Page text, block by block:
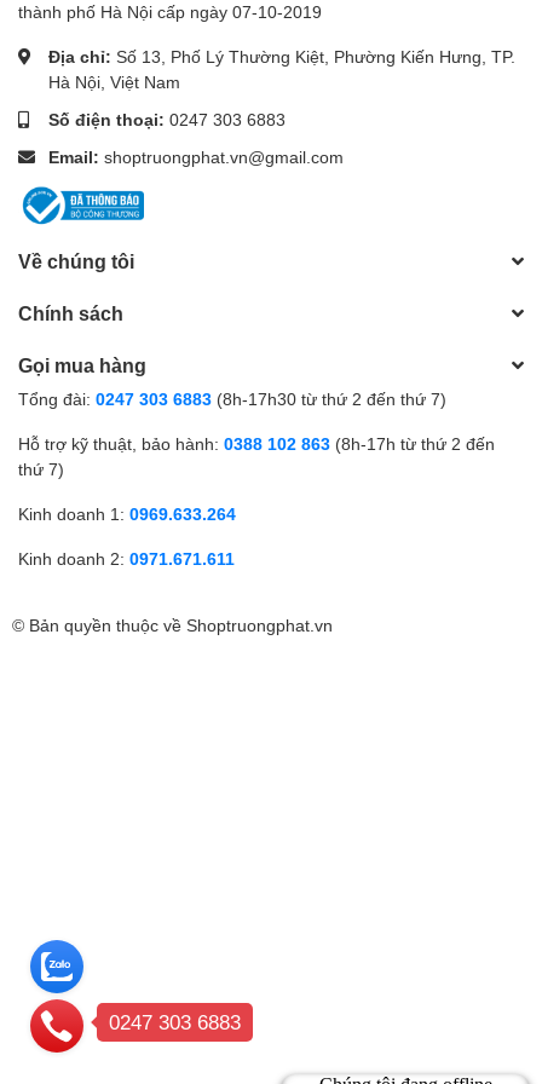
thành phố Hà Nội cấp ngày 07-10-2019
Địa chỉ: Số 13, Phố Lý Thường Kiệt, Phường Kiến Hưng, TP.
Hà Nội, Việt Nam
Số điện thoại: 0247 303 6883
Email: shoptruongphat.vn@gmail.com
Về chúng tôi
Chính sách
Gọi mua hàng
Tổng đài: 0247 303 6883 (8h-17h30 từ thứ 2 đến thứ 7)
Hỗ trợ kỹ thuật, bảo hành: 0388 102 863 (8h-17h từ thứ 2 đến
thứ 7)
Kinh doanh 1: 0969.633.264
Kinh doanh 2: 0971.671.611
© Bản quyền thuộc về Shoptruongphat.vn
0247 303 6883